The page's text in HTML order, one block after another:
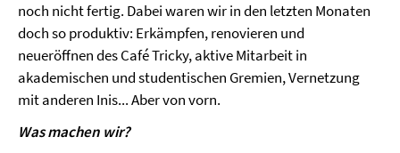
noch nicht fertig. Dabei waren wir in den letzten Monaten
doch so produktiv: Erkämpfen, renovieren und
neueröffnen des Café Tricky, aktive Mitarbeit in
akademischen und studentischen Gremien, Vernetzung
mit anderen Inis... Aber von vorn.
Was machen wir?